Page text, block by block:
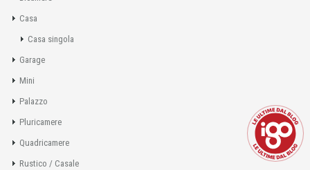
Casa
Casa singola
Garage
Mini
Palazzo
Pluricamere
Quadricamere
Rustico / Casale